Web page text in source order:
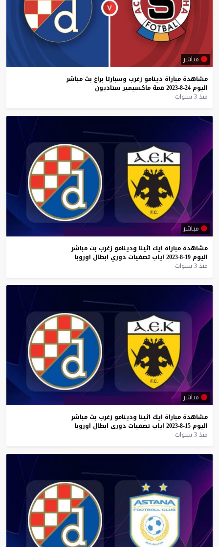
مباشر
مشاهدة مباراة دينامو زغرب وسبارتا براغ بث مباشر
اليوم 24-8-2023 قمة ماكسيمير ستاديون
منذ 3 سنوات
مباشر
مشاهدة مباراة ايك اثينا ودينامو زغرب بث مباشر
اليوم 19-8-2023 اياب تصفيات دوري ابطال اوروبا
منذ 3 سنوات
مباشر
مشاهدة مباراة ايك اثينا ودينامو زغرب بث مباشر
اليوم 15-8-2023 اياب تصفيات دوري ابطال اوروبا
منذ 3 سنوات